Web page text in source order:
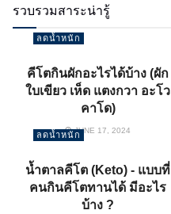
รวบรวมสาระน่ารู้
ลดน้ำหนัก
คีโตกินผักอะไรได้บ้าง (ผัก
ใบเขียว เห็ด แตงกวา อะโว
คาโด)
JUNE 17, 2024
ลดน้ำหนัก
น้ำตาลคีโต (Keto) - แบบที่
คนกินคีโตทานได้ มีอะไร
บ้าง ?